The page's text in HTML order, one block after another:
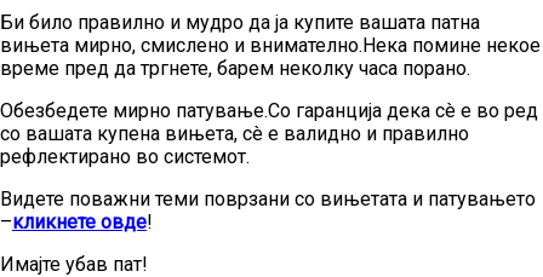
Би било правилно и мудро да ја купите вашата патна
вињета мирно, смислено и внимателно.Нека помине некое
време пред да тргнете, барем неколку часа порано.
Обезбедете мирно патување.Со гаранција дека сè е во ред
со вашата купена вињета, сè е валидно и правилно
рефлектирано во системот.
Видете поважни теми поврзани со вињетата и патувањето
–кликнете овде!
Имајте убав пат!